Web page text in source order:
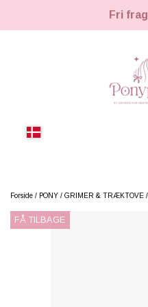
Fri
TIL
Forside PONY GRIMER & TRÆKTOVE
FÅ TILBAGE